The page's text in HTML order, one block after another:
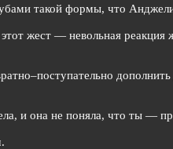
такой формы, что
жест — невольная реакция
и она не поняла, что ты —